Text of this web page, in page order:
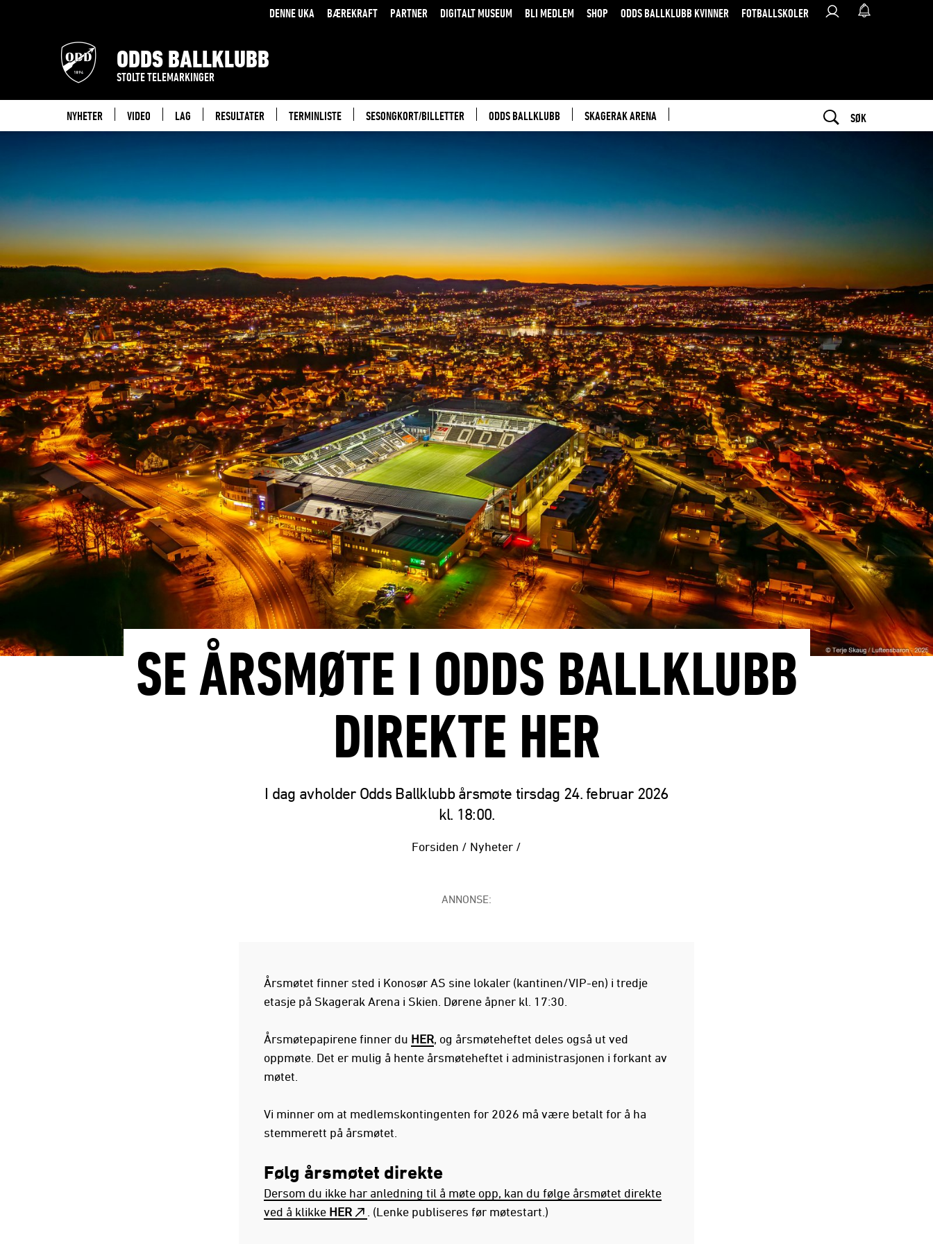
DENNE UKA BÆREKRAFT PARTNER DIGITALT MUSEUM BLI MEDLEM SHOP ODDS BALLKLUBB KVINNER FOTBALLSKOLER
ODDS BALLKLUBB
STOLTE TELEMARKINGER
NYHETER VIDEO LAG RESULTATER TERMINLISTE SESONGKORT/BILLETTER ODDS BALLKLUBB SKAGERAK ARENA SØK
SE ÅRSMØTE I ODDS BALLKLUBB
DIREKTE HER
I dag avholder Odds Ballklubb årsmøte tirsdag 24. februar 2026
kl. 18:00.
Forsiden / Nyheter /
ANNONSE:
Årsmøtet finner sted i Konosør AS sine lokaler (kantinen/VIP-en) i tredje
etasje på Skagerak Arena i Skien. Dørene åpner kl. 17:30.
Årsmøtepapirene finner du HER, og årsmøteheftet deles også ut ved
oppmøte. Det er mulig å hente årsmøteheftet i administrasjonen i forkant av
møtet.
Vi minner om at medlemskontingenten for 2026 må være betalt for å ha
stemmerett på årsmøtet.
Følg årsmøtet direkte
Dersom du ikke har anledning til å møte opp, kan du følge årsmøtet direkte
ved å klikke HER . (Lenke publiseres før møtestart.)